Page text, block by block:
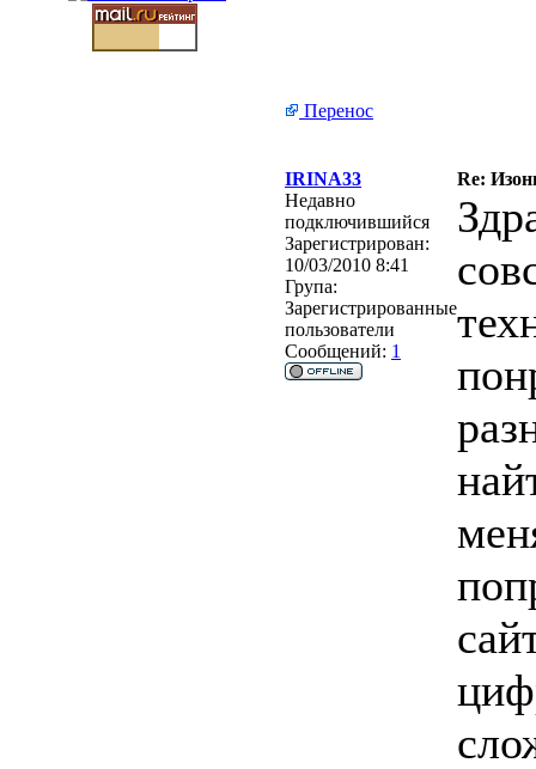
Перенос
IRINA33
Re:
Недавно
подключившийся
Зарегистрирован:
10/03/2010 8:41
Група:
Зарегистрированные
пользователи
Сообщений: 1